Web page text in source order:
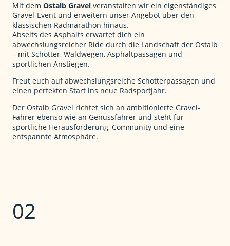
Mit dem Ostalb Gravel veranstalten wir ein eigenständiges
Gravel-Event und erweitern unser Angebot über den
klassischen Radmarathon hinaus.
Abseits des Asphalts erwartet dich ein
abwechslungsreicher Ride durch die Landschaft der Ostalb
– mit Schotter, Waldwegen, Asphaltpassagen und
sportlichen Anstiegen.
Freut euch auf abwechslungsreiche Schotterpassagen und
einen perfekten Start ins neue Radsportjahr.
Der Ostalb Gravel richtet sich an ambitionierte Gravel-
Fahrer ebenso wie an Genussfahrer und steht für
sportliche Herausforderung, Community und eine
entspannte Atmosphäre.
02